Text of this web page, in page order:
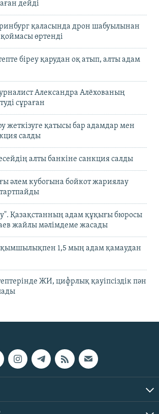
дейді
қаласында дрон шабуылынан
өртенді
біреу қарудан оқ атып, алты адам
Александра Алёхованың
сұраған
жеткізуге қатысы бар адамдар мен
салды
алты банкіне санкция салды
әлем кубогына бойкот жариялау
Қазақстанның адам құқығы бюросы
жайлы мәлімдеме жасады
1,5 мың адам қамаудан
ЖИ, цифрлық қауіпсіздік пән